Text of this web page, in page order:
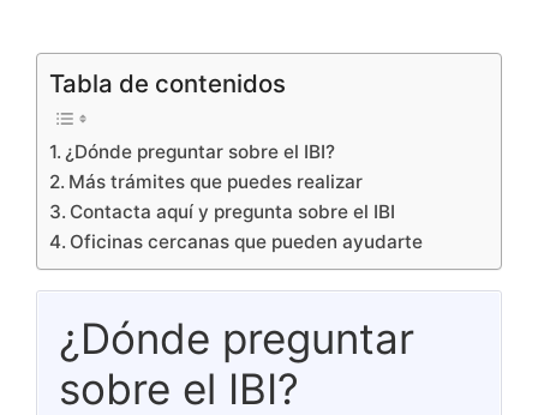
Tabla de contenidos
¿Dónde preguntar sobre el IBI?
Más trámites que puedes realizar
Contacta aquí y pregunta sobre el IBI
Oficinas cercanas que pueden ayudarte
¿Dónde preguntar
sobre el IBI?